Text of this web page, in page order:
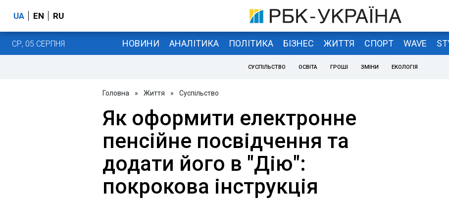
UA EN RU
СР, 05 СЕРПНЯ НОВИНИ АНАЛІТИКА ПОЛІТИКА БІЗНЕС ЖИТТЯ СПОРТ WAVE
СУСПІЛЬСТВО ОСВІТА ГРОШІ ЗМІНИ ЕКОЛОГІЯ
Головна » Життя » Суспільство
Як оформити електронне
пенсійне посвідчення та
додати його в "Дію":
покрокова інструкція